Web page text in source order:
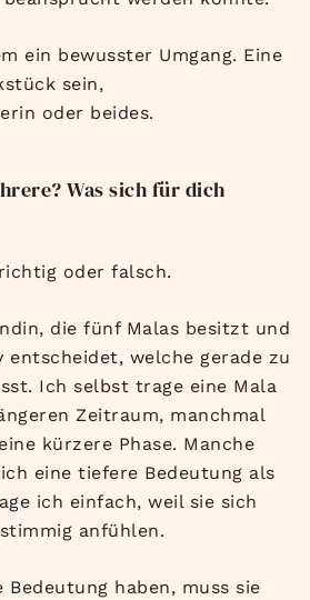
ein bewusster Umgang. Eine
sein,
oder beides.
Was sich für dich
oder falsch.
die fünf Malas besitzt und
welche gerade zu
Ich selbst trage eine Mala
Zeitraum, manchmal
kürzere Phase. Manche
eine tiefere Bedeutung als
ich einfach, weil sie sich
anfühlen.
Bedeutung haben, muss sie